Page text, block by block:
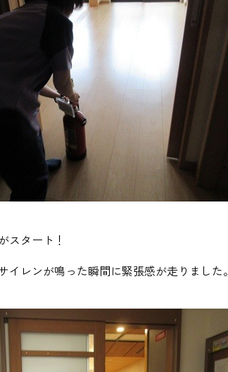
スタート！
レンが鳴った瞬間に緊張感が走りました。